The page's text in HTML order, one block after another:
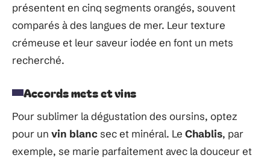
présentent en cinq segments orangés, souvent
comparés à des langues de mer. Leur texture
crémeuse et leur saveur iodée en font un mets
recherché.
Accords mets et vins
Pour sublimer la dégustation des oursins, optez
pour un vin blancsec et minéral. Le Chablis, par
exemple, se marie parfaitement avec la douceur et